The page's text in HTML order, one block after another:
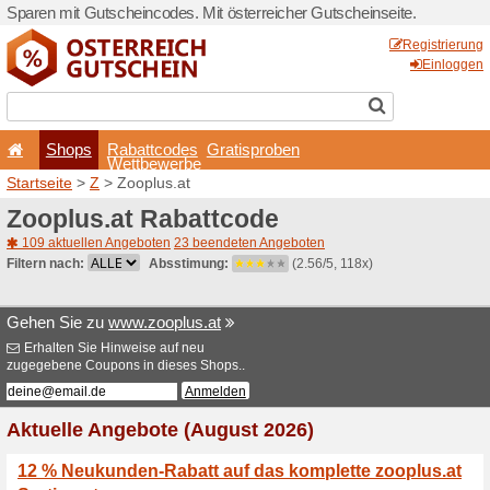
Sparen mit
Shops
Startseite>Z> Zooplus.at